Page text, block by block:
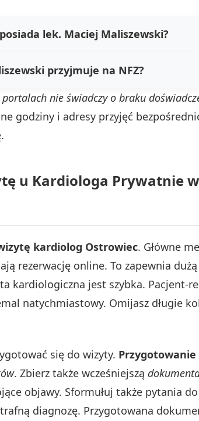
lek. Maciej Maliszewski?
przyjmuje na NFZ?
nie świadczy o braku
godziny i adresy przyjęć
u Kardiologa Prywatnie
kardiolog Ostrowiec. Główne
rezerwację online. To zapewnia
kardiologiczna jest szybka. Pacjent-
natychmiastowy. Omijasz długie
się do wizyty.
. Zbierz także wcześniejszą
objawy. Sformułuj także pytania
diagnozę. Przygotowana